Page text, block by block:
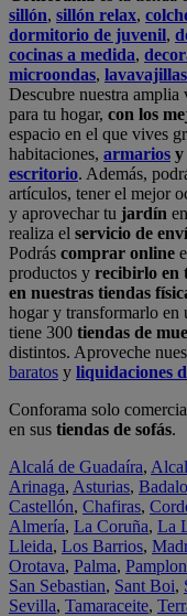
sillón, sillón relax,
dormitorio de juvenil,
cocinas a medida,
microondas, lavavajillas
Descubre nuestra
para tu hogar, con los
espacio en el que vives
habitaciones, armarios y
escritorio. Además,
artículos, tener el mejor
y aprovechar tu jardín
realiza el servicio de
Podrás comprar online
productos y recibirlo en
en nuestras tiendas
hogar y transformarlo en
tiene 300 tiendas de
distintos. Aproveche
baratos y liquidaciones
Conforama solo
en sus tiendas de sofás.
Alcalá de Guadaíra,
Arinaga, Asturias,
Castellón, Chafiras,
Almería, La Coruña, La
Lleida, Los Barrios,
Orotava, Palma,
San Sebastian, Sant Boi,
Sevilla, Tamaraceite,